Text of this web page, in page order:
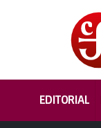
EDITORIAL